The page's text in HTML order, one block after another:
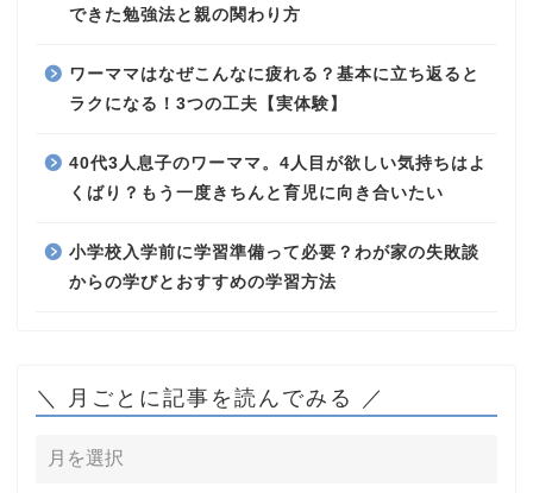
できた勉強法と親の関わり方
ワーママはなぜこんなに疲れる？基本に立ち返ると
ラクになる！3つの工夫【実体験】
40代3人息子のワーママ。4人目が欲しい気持ちはよ
くばり？もう一度きちんと育児に向き合いたい
小学校入学前に学習準備って必要？わが家の失敗談
からの学びとおすすめの学習方法
＼ 月ごとに記事を読んでみる ／